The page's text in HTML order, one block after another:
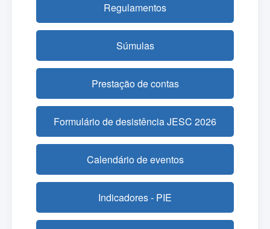
Regulamentos
Súmulas
Prestação de contas
Formulário de desistência JESC 2026
Calendário de eventos
Indicadores - PIE